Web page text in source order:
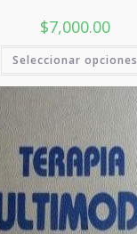
$7,000.00
Seleccionar opciones